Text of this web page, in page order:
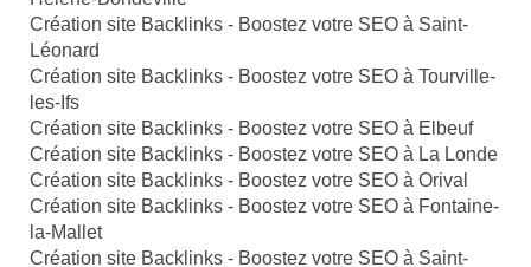
Création site Backlinks - Boostez votre SEO à Saint-
Léonard
Création site Backlinks - Boostez votre SEO à Tourville-
les-Ifs
Création site Backlinks - Boostez votre SEO à Elbeuf
Création site Backlinks - Boostez votre SEO à La Londe
Création site Backlinks - Boostez votre SEO à Orival
Création site Backlinks - Boostez votre SEO à Fontaine-
la-Mallet
Création site Backlinks - Boostez votre SEO à Saint-